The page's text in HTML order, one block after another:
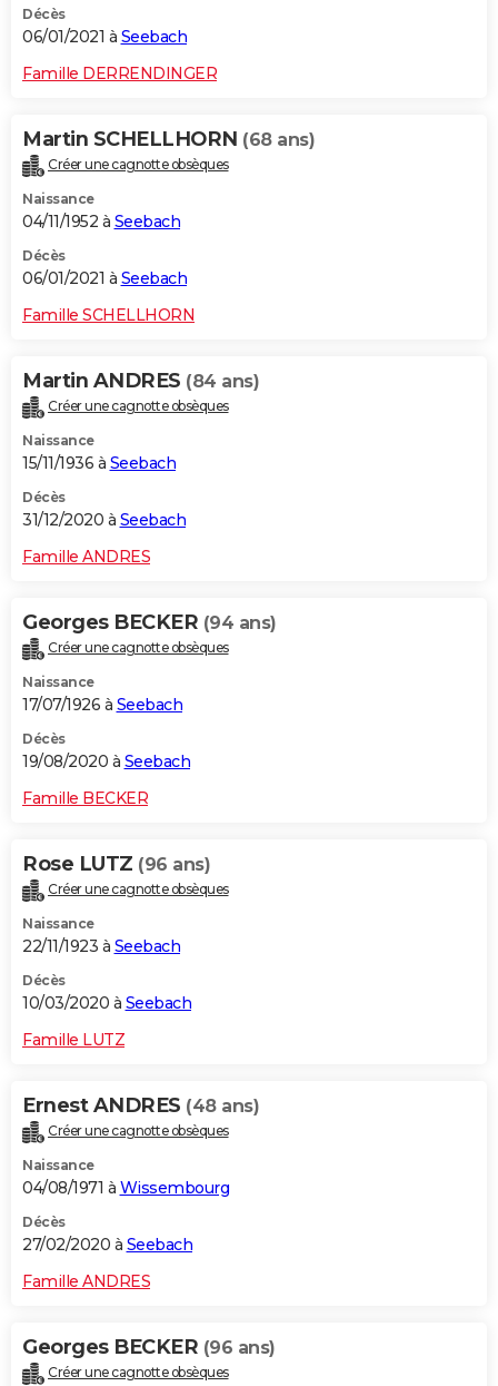
Décès
06/01/2021 à Seebach
Famille DERRENDINGER
Martin SCHELLHORN (68 ans)
Créer une cagnotte obsèques
Naissance
04/11/1952 à Seebach
Décès
06/01/2021 à Seebach
Famille SCHELLHORN
Martin ANDRES (84 ans)
Créer une cagnotte obsèques
Naissance
15/11/1936 à Seebach
Décès
31/12/2020 à Seebach
Famille ANDRES
Georges BECKER (94 ans)
Créer une cagnotte obsèques
Naissance
17/07/1926 à Seebach
Décès
19/08/2020 à Seebach
Famille BECKER
Rose LUTZ (96 ans)
Créer une cagnotte obsèques
Naissance
22/11/1923 à Seebach
Décès
10/03/2020 à Seebach
Famille LUTZ
Ernest ANDRES (48 ans)
Créer une cagnotte obsèques
Naissance
04/08/1971 à Wissembourg
Décès
27/02/2020 à Seebach
Famille ANDRES
Georges BECKER (96 ans)
Créer une cagnotte obsèques